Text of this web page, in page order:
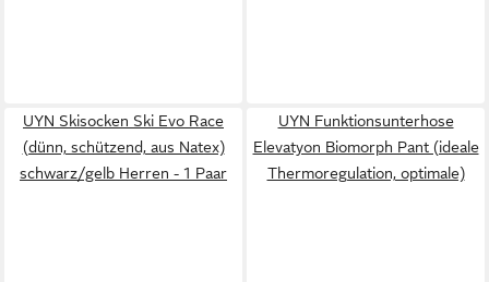
UYN Skisocken Ski Evo Race
(dünn, schützend, aus Natex)
schwarz/gelb Herren - 1 Paar
UYN Funktionsunterhose
Elevatyon Biomorph Pant (ideale
Thermoregulation, optimale)